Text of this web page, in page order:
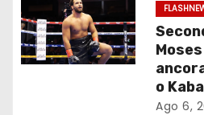
z
i
o
Ago 6,